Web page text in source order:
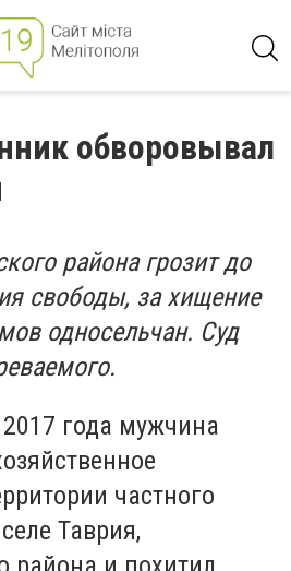
обворовывал
района грозит до
свободы, за хищение
односельчан. Суд
года мужчина
частного
Таврия,